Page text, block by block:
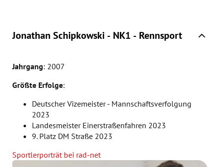
Jonathan Schipkowski - NK1 - Rennsport
Jahrgang: 2007
Größte Erfolge:
Deutscher Vizemeister - Mannschaftsverfolgung
2023
Landesmeister Einerstraßenfahren 2023
9. Platz DM Straße 2023
Sportlerporträt bei rad-net